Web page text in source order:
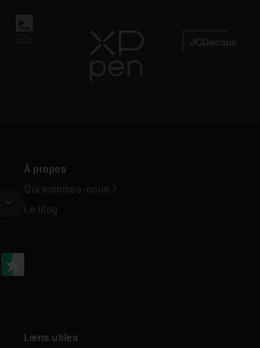
À propos
Qui sommes-nous ?
Le blog
Liens utiles